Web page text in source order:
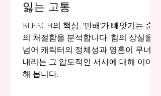
잃는 고통
BLEACH의 핵심, '만해'가 빼앗기는 순간
의 처절함을 분석합니다. 힘의 상실을
넘어 캐릭터의 정체성과 영혼이 무너져
내리는 그 압도적인 서사에 대해 이야기
해 봅니다.